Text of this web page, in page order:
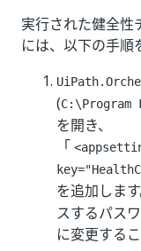
実行された健全性
には、以下の手順
(
を開き、
「
を追加します
スするパス
に変更する